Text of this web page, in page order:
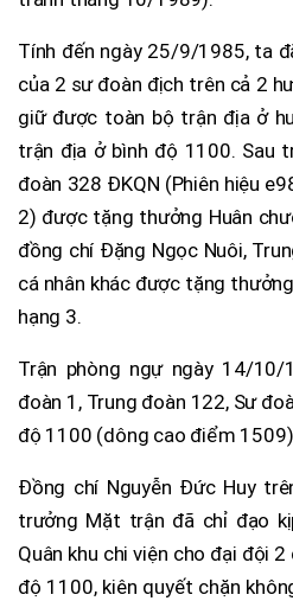
Tính đến ngày 25/9/1985, ta
của 2 sư đoàn địch trên cả 2
giữ được toàn bộ trận địa ở
trận địa ở bình độ 1100. Sau
đoàn 328 ĐKQN (Phiên hiệu
2) được tặng thưởng Huân
đồng chí Đặng Ngọc Nuôi,
cá nhân khác được tặng
hạng 3.
Trận phòng ngự ngày 14/
đoàn 1, Trung đoàn 122, Sư
độ 1100 (dông cao điểm
Đồng chí Nguyễn Đức Huy
trưởng Mặt trận đã chỉ đạo
Quân khu chi viện cho đại đội
độ 1100, kiên quyết chặn